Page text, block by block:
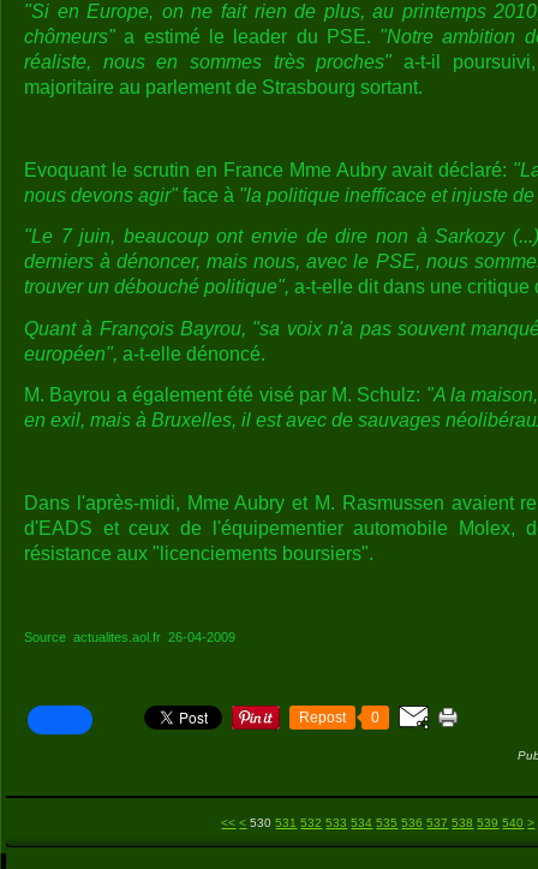
"Si en Europe, on ne fait rien de plus, au printemps
chômeurs" a estimé le leader du PSE. "Notre ambition
réaliste, nous en sommes très proches" a-t-il
majoritaire au parlement de Strasbourg sortant.
Evoquant le scrutin en France Mme Aubry avait déclaré:
nous devons agir" face à "la politique inefficace et injuste
"Le 7 juin, beaucoup ont envie de dire non à Sarkozy
derniers à dénoncer, mais nous, avec le PSE, nous
trouver un débouché politique", a-t-elle dit dans une critique
Quant à François Bayrou, "sa voix n'a pas souvent
européen", a-t-elle dénoncé.
M. Bayrou a également été visé par M. Schulz: "A la
en exil, mais à Bruxelles, il est avec de sauvages
Dans l'après-midi, Mme Aubry et M. Rasmussen avaient
d'EADS et ceux de l'équipementier automobile Molex,
résistance aux "licenciements boursiers".
Source actualites.aol.fr 26-04-2009
Repost 0
<< < 500
510
520
530 531 532 533 534 535 536 537 538 539 540 >